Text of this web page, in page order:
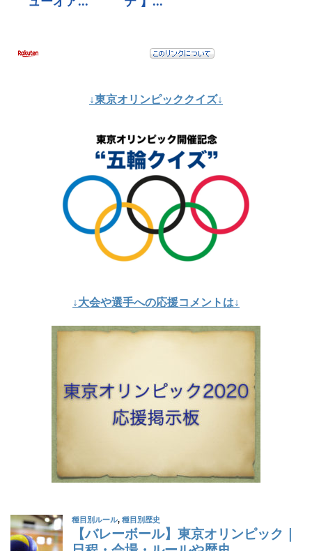
↓東京オリンピッククイズ↓
↓大会や選手への応援コメントは↓